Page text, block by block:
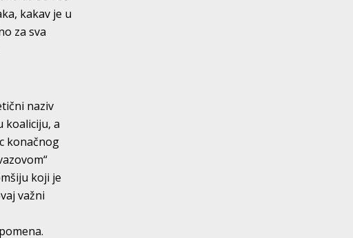
kakav je u
za sva
naziv
koaliciju, a
konačnog
koji je
važni